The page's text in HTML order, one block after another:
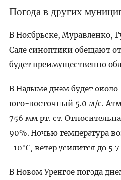
Погода в других
В Ноябрьске, Муравленко,
Сале синоптики обещают
будет преимущественно
В Надыме днем будет около
юго-восточный 5.0 м/с.
756 мм рт. ст.
90%. Ночью температура
-10°C, ветер усилится до
В Новом Уренгое погода